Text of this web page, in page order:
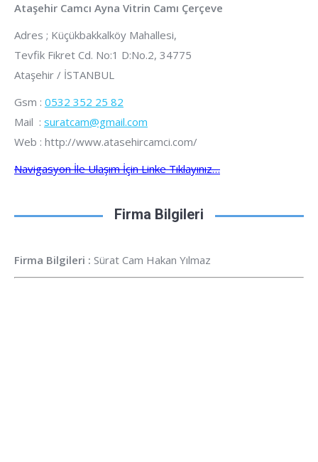
Ataşehir Camcı Ayna Vitrin Camı Çerçeve
Adres ; Küçükbakkalköy Mahallesi,
Tevfik Fikret Cd. No:1 D:No.2, 34775
Ataşehir / İSTANBUL
Gsm : 0532 352 25 82
Mail : suratcam@gmail.com
Web : http://www.atasehircamci.com/
Navigasyon İle Ulaşım İçin Linke Tıklayınız…
Firma Bilgileri
Firma Bilgileri : Sürat Cam Hakan Yılmaz